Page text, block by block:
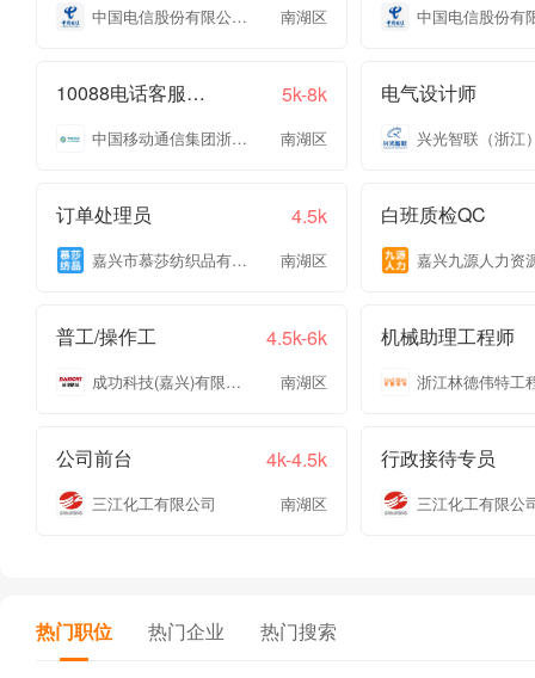
中国电信股份有限公司嘉兴分公司 南湖区
10088电话客服专员 5k-8k
中国移动通信集团浙江有限公司嘉兴分公司 南湖区
电气设计师
订单处理员 4.5k
嘉兴市慕莎纺织品有限公司 南湖区
白班质检QC
普工/操作工 4.5k-6k
成功科技(嘉兴)有限公司 南湖区
机械助理工程师
公司前台 4k-4.5k
三江化工有限公司 南湖区
行政接待专员
三江化工有限公
热门职位 热门企业 热门搜索